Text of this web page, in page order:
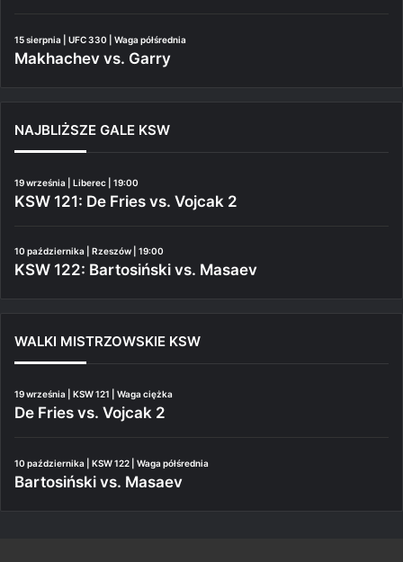
15 sierpnia | UFC 330 | Waga półśrednia
Makhachev vs. Garry
NAJBLIŻSZE GALE KSW
19 września | Liberec | 19:00
KSW 121: De Fries vs. Vojcak 2
10 października | Rzeszów | 19:00
KSW 122: Bartosiński vs. Masaev
WALKI MISTRZOWSKIE KSW
19 września | KSW 121 | Waga ciężka
De Fries vs. Vojcak 2
10 października | KSW 122 | Waga półśrednia
Bartosiński vs. Masaev